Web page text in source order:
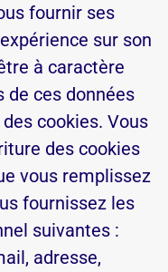
fournir ses
sur son
à caractère
de ces données
cookies. Vous
des cookies
vous remplissez
fournissez les
suivantes :
adresse,